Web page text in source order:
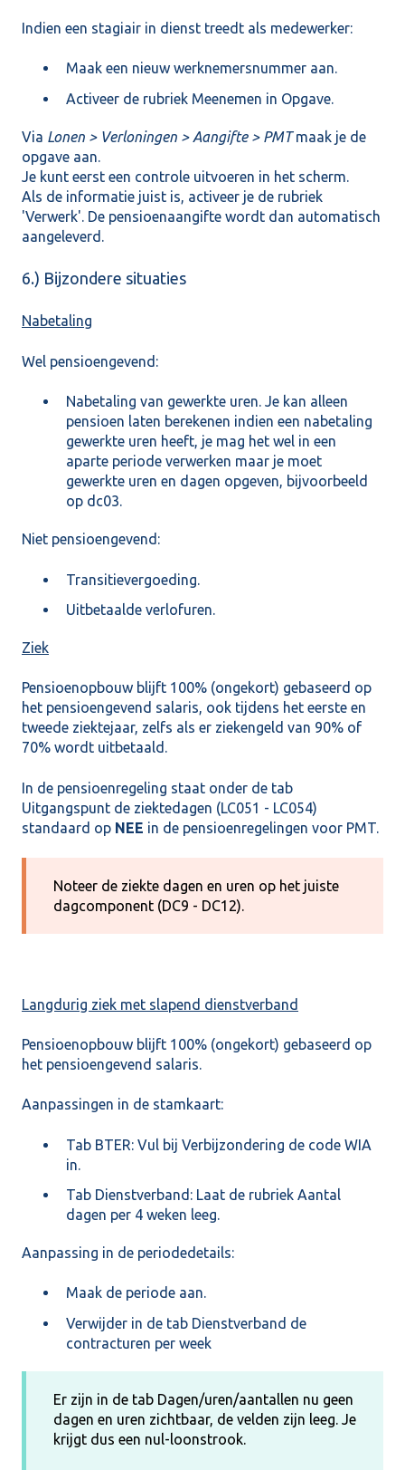
Indien een stagiair in dienst treedt als medewerker:
Maak een nieuw werknemersnummer aan.
Activeer de rubriek Meenemen in Opgave.
Via Lonen > Verloningen > Aangifte > PMTmaak je de
opgave aan.
Je kunt eerst een controle uitvoeren in het scherm.
Als de informatie juist is, activeer je de rubriek
'Verwerk'. De pensioenaangifte wordt dan automatisch
aangeleverd.
6.) Bijzondere situaties
Nabetaling
Wel pensioengevend:
Nabetaling van gewerkte uren. Je kan alleen
pensioen laten berekenen indien een nabetaling
gewerkte uren heeft, je mag het wel in een
aparte periode verwerken maar je moet
gewerkte uren en dagen opgeven, bijvoorbeeld
op dc03.
Niet pensioengevend:
Transitievergoeding.
Uitbetaalde verlofuren.
Ziek
Pensioenopbouw blijft 100% (ongekort) gebaseerd op
het pensioengevend salaris, ook tijdens het eerste en
tweede ziektejaar, zelfs als er ziekengeld van 90% of
70% wordt uitbetaald.
In de pensioenregeling staat onder de tab
Uitgangspunt de ziektedagen (LC051 - LC054)
standaard op NEE in de pensioenregelingen voor PMT.
Noteer de ziekte dagen en uren op het juiste
dagcomponent (DC9 - DC12).
Langdurig ziek met slapend dienstverband
Pensioenopbouw blijft 100% (ongekort) gebaseerd op
het pensioengevend salaris.
Aanpassingen in de stamkaart:
Tab BTER: Vul bij Verbijzondering de code WIA
in.
Tab Dienstverband: Laat de rubriek Aantal
dagen per 4 weken leeg.
Aanpassing in de periodedetails:
Maak de periode aan.
Verwijder in de tab Dienstverband de
contracturen per week
Er zijn in de tab Dagen/uren/aantallen nu geen
dagen en uren zichtbaar, de velden zijn leeg. Je
krijgt dus een nul-loonstrook.